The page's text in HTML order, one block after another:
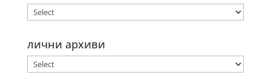
лични архиви